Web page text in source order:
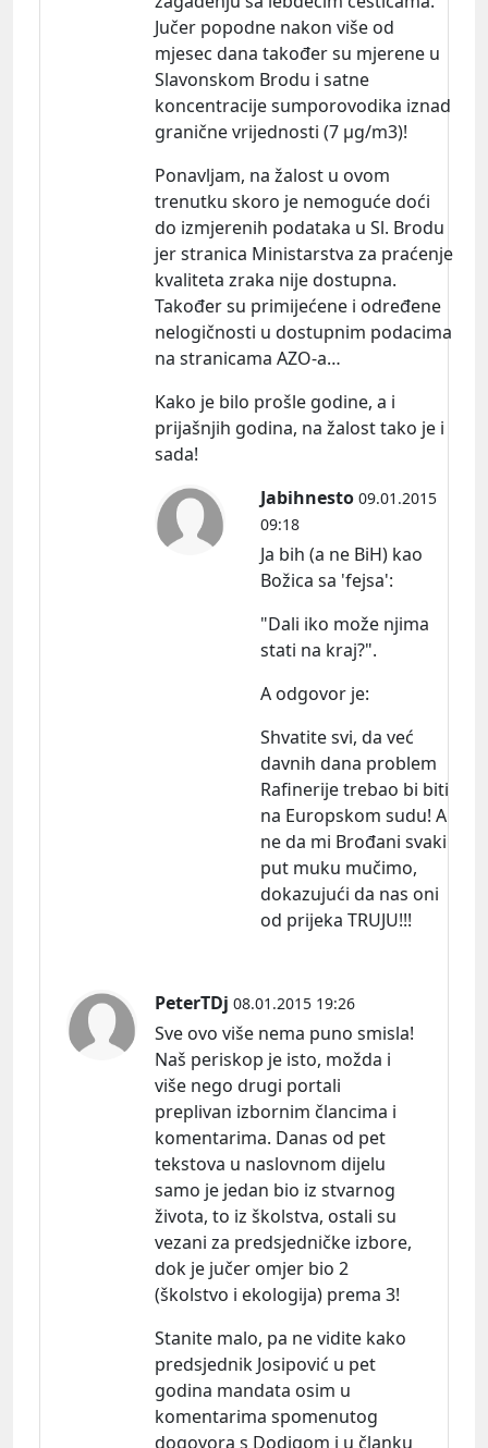
Jučer popodne nakon više od
mjesec dana također su mjerene u
Slavonskom Brodu i satne
koncentracije sumporovodika iznad
granične vrijednosti (7 µg/m3)!
Ponavljam, na žalost u ovom
trenutku skoro je nemoguće doći
do izmjerenih podataka u Sl. Brodu
jer stranica Ministarstva za praćenje
kvaliteta zraka nije dostupna.
Također su primijećene i određene
nelogičnosti u dostupnim podacima
na stranicama AZO-a…
Kako je bilo prošle godine, a i
prijašnjih godina, na žalost tako je i
sada!
Jabihnesto 09.01.2015
09:18
Ja bih (a ne BiH) kao
Božica sa 'fejsa':
"Dali iko može njima
stati na kraj?".
A odgovor je:
Shvatite svi, da već
davnih dana problem
Rafinerije trebao bi biti
na Europskom sudu! A
ne da mi Brođani svaki
put muku mučimo,
dokazujući da nas oni
od prijeka TRUJU!!!
PeterTDj 08.01.2015 19:26
Sve ovo više nema puno smisla!
Naš periskop je isto, možda i
više nego drugi portali
preplivan izbornim člancima i
komentarima. Danas od pet
tekstova u naslovnom dijelu
samo je jedan bio iz stvarnog
života, to iz školstva, ostali su
vezani za predsjedničke izbore,
dok je jučer omjer bio 2
(školstvo i ekologija) prema 3!
Stanite malo, pa ne vidite kako
predsjednik Josipović u pet
godina mandata osim u
komentarima spomenutog
dogovora s Dodigom i u članku